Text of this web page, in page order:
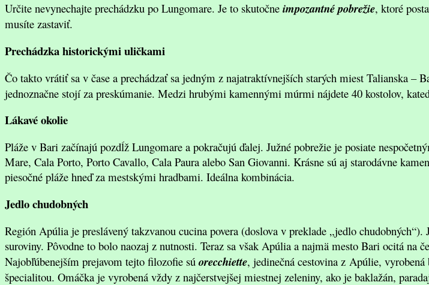
Určite nevynechajte prechádzku po Lungomare. Je to skutočne impozantné pobrežie, ktoré
musíte zastaviť.
Prechádzka historickými uličkami
Čo takto vrátiť sa v čase a prechádzať sa jedným z najatraktívnejších starých miest Talianska
jednoznačne stojí za preskúmanie. Medzi hrubými kamennými múrmi nájdete 40 kostolov,
Lákavé okolie
Pláže v Bari začínajú pozdĺž Lungomare a pokračujú ďalej. Južné pobrežie je posiate
Mare, Cala Porto, Porto Cavallo, Cala Paura alebo San Giovanni. Krásne sú aj starodávne
piesočné pláže hneď za mestskými hradbami. Ideálna kombinácia.
Jedlo chudobných
Región Apúlia je preslávený takzvanou cucina povera (doslova v preklade „jedlo
suroviny. Pôvodne to bolo naozaj z nutnosti. Teraz sa však Apúlia a najmä mesto Bari ocitá na
Najobľúbenejším prejavom tejto filozofie sú orecchiette, jedinečná cestovina z Apúlie,
špecialitou. Omáčka je vyrobená vždy z najčerstvejšej miestnej zeleniny, ako je baklažán,